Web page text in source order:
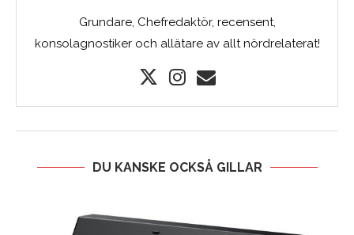
Grundare, Chefredaktör, recensent,
konsolagnostiker och allätare av allt nördrelaterat!
DU KANSKE OCKSÅ GILLAR